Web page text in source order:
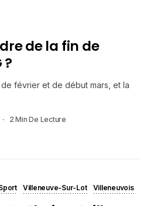
de la fin de
?
février et de début mars, et la
2 Min De Lecture
Villeneuve-Sur-Lot Villeneuvois